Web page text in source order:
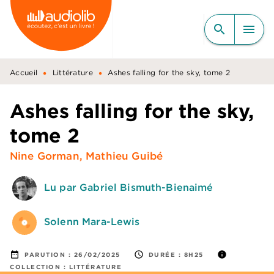
MENU RECHERCHE
CONTENU
PIED DE PAGE
search menu
Accueil • Littérature • Ashes falling for the sky, tome 2
Ashes falling for the sky,
tome 2
Nine Gorman, Mathieu Guibé
Lu par Gabriel Bismuth-Bienaimé
Solenn Mara-Lewis
date_range PARUTION : 26/02/2025 access_time DURÉE : 8H25 info
COLLECTION : LITTÉRATURE